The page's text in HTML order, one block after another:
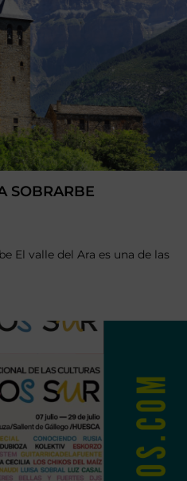
SOBRARBE
El valle del Ara es una de las